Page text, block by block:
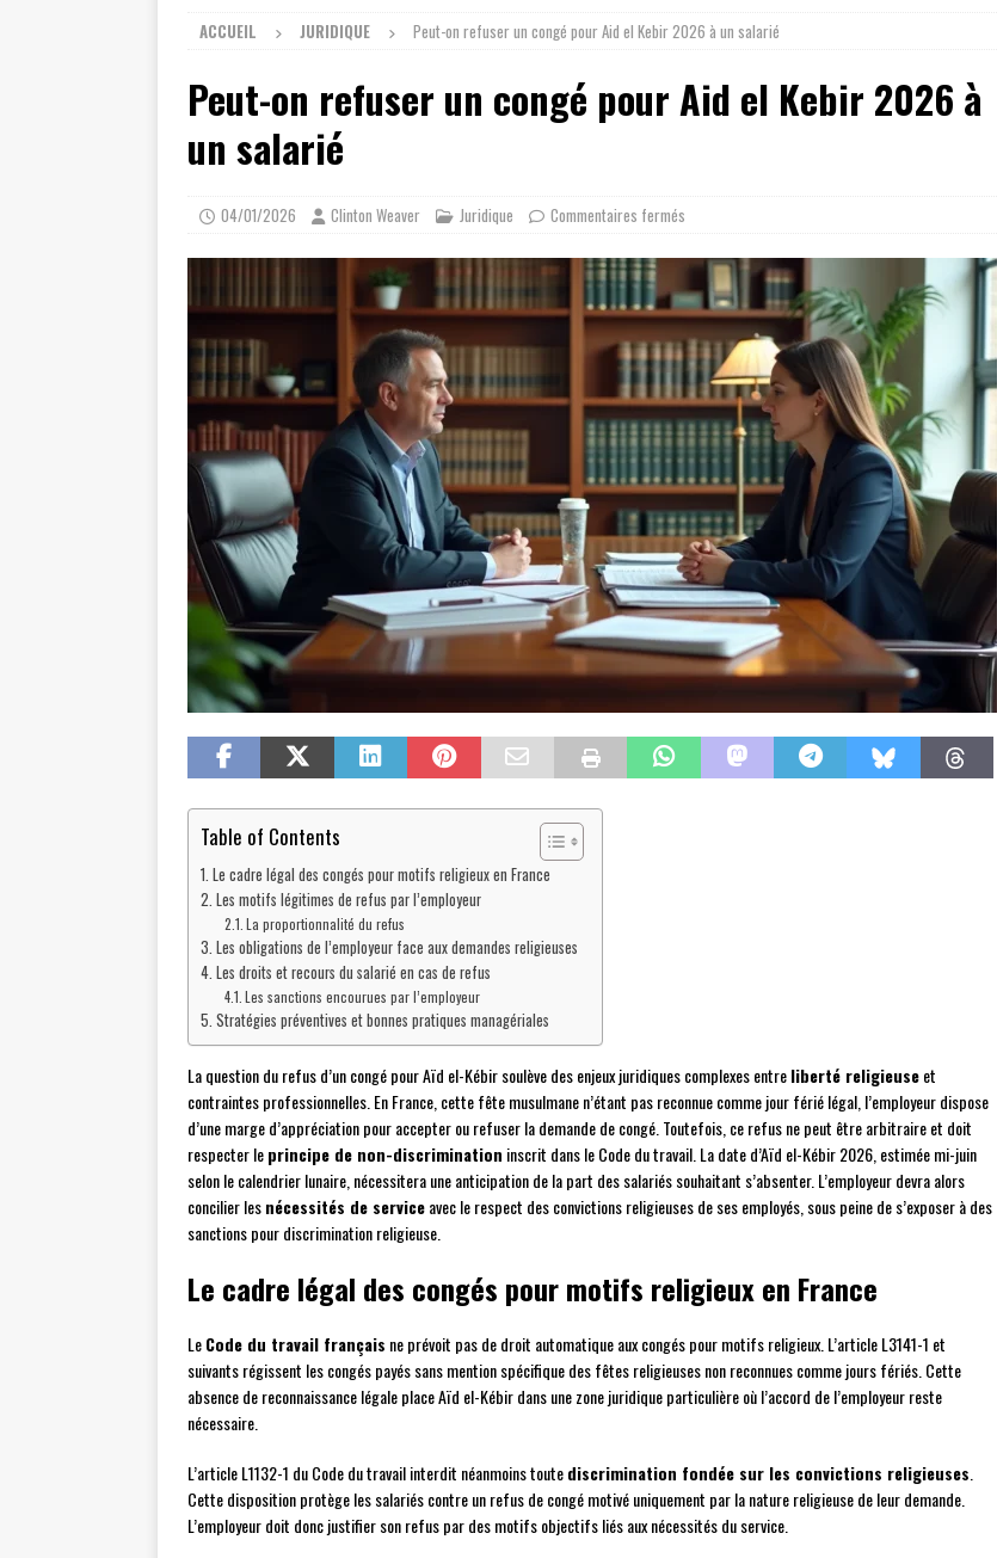
ACCUEIL JURIDIQUE Peut-on refuser un congé pour Aid el Kebir 2026 à un salarié
Peut-on refuser un congé pour Aid el Kebir 2026 à
un salarié
04/01/2026 Clinton Weaver Juridique Commentaires fermés
Table of Contents
Le cadre légal des congés pour motifs religieux en France
Les motifs légitimes de refus par l’employeur
La proportionnalité du refus
Les obligations de l’employeur face aux demandes religieuses
Les droits et recours du salarié en cas de refus
Les sanctions encourues par l’employeur
Stratégies préventives et bonnes pratiques managériales
La question du refus d’un congé pour Aïd el-Kébir soulève des enjeux juridiques complexes entreliberté religieuseet
contraintes professionnelles. En France, cette fête musulmane n’étant pas reconnue comme jour férié légal, l’employeur dispose
d’une marge d’appréciation pour accepter ou refuser la demande de congé. Toutefois, ce refus ne peut être arbitraire et doit
respecter leprincipe de non-discrimination inscrit dans le Code du travail. La date d’Aïd el-Kébir 2026, estimée mi-juin
selon le calendrier lunaire, nécessitera une anticipation de la part des salariés souhaitant s’absenter. L’employeur devra alors
concilier lesnécessités de serviceavec le respect des convictions religieuses de ses employés, sous peine de s’exposer à des
sanctions pour discrimination religieuse.
Le cadre légal des congés pour motifs religieux en France
LeCode du travail français ne prévoit pas de droit automatique aux congés pour motifs religieux. L’article L3141-1 et
suivants régissent les congés payés sans mention spécifique des fêtes religieuses non reconnues comme jours fériés. Cette
absence de reconnaissance légale place Aïd el-Kébir dans une zone juridique particulière où l’accord de l’employeur reste
nécessaire.
L’article L1132-1 du Code du travail interdit néanmoins toutediscrimination fondée sur les convictions religieuses
Cette disposition protège les salariés contre un refus de congé motivé uniquement par la nature religieuse de leur demande.
L’employeur doit donc justifier son refus par des motifs objectifs liés aux nécessités du service.